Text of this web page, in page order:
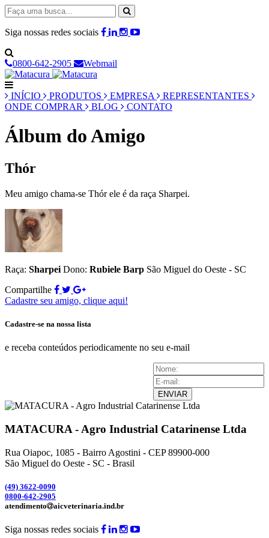
Siga nossas redes sociais
0800-642-2905 Webmail
INÍCIO PRODUTOS EMPRESA
REPRESENTANTES
ONDE COMPRAR
BLOG CONTATO
Álbum do Amigo
Thór
Meu amigo chama-se Thór ele é da raça Sharpei.
Raça: Sharpei Dono: Rubiele Barp São Miguel do Oeste - SC
Compartilhe
Cadastre seu amigo, clique aqui!
Cadastre-se na nossa lista
e receba conteúdos periodicamente no seu e-mail
ENVIAR
MATACURA - Agro Industrial Catarinense Ltda
Rua Oiapoc, 1085 - Bairro Agostini - CEP 89900-000
São Miguel do Oeste - SC - Brasil
(49) 3622-0090
0800-642-2905
atendimento
aicveterinaria.ind.br
Siga nossas redes sociais